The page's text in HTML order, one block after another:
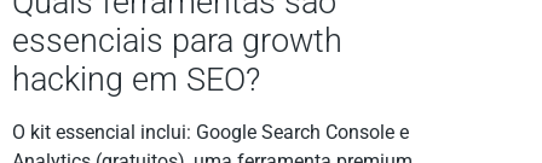
essenciais para growth
hacking em SEO?
O kit essencial inclui: Google Search Console e